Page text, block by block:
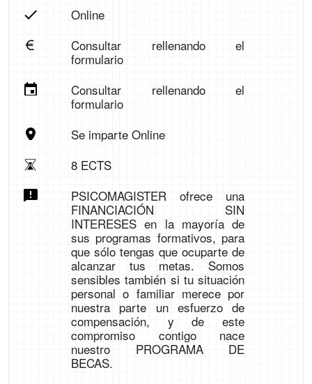
Online
Consultar rellenando el
formulario
Consultar rellenando el
formulario
Se imparte Online
8 ECTS
PSICOMAGISTER ofrece una
FINANCIACIÓN SIN
INTERESES en la mayoría de
sus programas formativos, para
que sólo tengas que ocuparte de
alcanzar tus metas. Somos
sensibles también si tu situación
personal o familiar merece por
nuestra parte un esfuerzo de
compensación, y de este
compromiso contigo nace
nuestro PROGRAMA DE
BECAS.